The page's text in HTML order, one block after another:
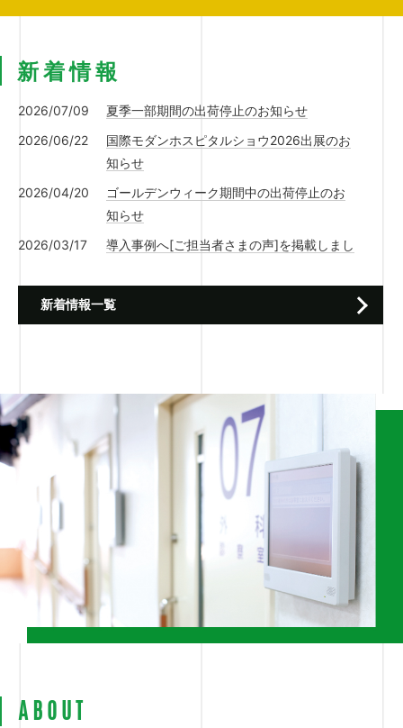
新着情報
新着情報一覧
2026/07/09
夏季一部期間の出荷停止のお知らせ
2026/06/22
国際モダンホスピタルショウ2026出展のお
知らせ
2026/04/20
ゴールデンウィーク期間中の出荷停止のお
知らせ
2026/03/17
導入事例へ[ご担当者さまの声]を掲載しまし
2025/12/26
【注意喚起】当社代表者の名前を騙った迷
2025/06/12
国際モダンホスピタルショウ2025出展のお
知らせ
2025/03/21
ゴールデンウィーク期間中の出荷停止のお
弊社ホームページ復旧のお知らせ
ABOUT